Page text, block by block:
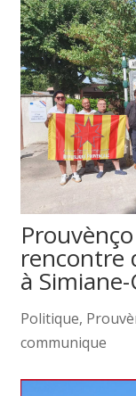
rencontre
à
Politique,
communique